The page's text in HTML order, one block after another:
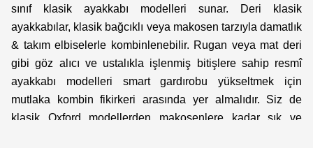
sınıf klasik ayakkabı modelleri sunar. Deri klasik
ayakkabılar, klasik bağcıklı veya makosen tarzıyla damatlık
& takım elbiselerle kombinlenebilir. Rugan veya mat deri
gibi göz alıcı ve ustalıkla işlenmiş bitişlere sahip resmî
ayakkabı modelleri smart gardırobu yükseltmek için
mutlaka kombin fikirkeri arasında yer almalıdır. Siz de
klasik Oxford modellerden makosenlere kadar şık ve